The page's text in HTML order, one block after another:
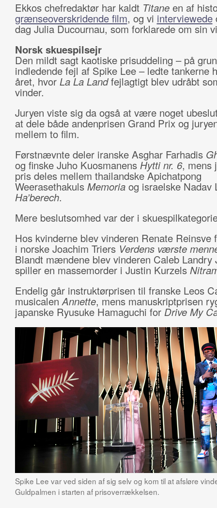
Ekkos chefredaktør har kaldt Titaneen af
grænseoverskridende film, og vi interviewede
dag Julia Ducournau, som forklarede om sin
Norsk skuespilsejr
Den mildt sagt kaotiske prisuddeling – på
indledende fejl af Spike Lee – ledte tankerne
året, hvor La La Landfejlagtigt blev udråbt
vinder.
Juryen viste sig da også at være noget
at dele både andenprisen Grand Prix og
mellem to film.
Førstnævnte deler iranske Asghar Farhadis
og finske Juho Kuosmanens Hytti nr. 6, mens
pris deles mellem thailandske Apichatpong
Weerasethakuls Memoriaog israelske Nadav
Ha’berech.
Mere beslutsomhed var der i
Hos kvinderne blev vinderen Renate Reinsve
i norske Joachim Triers Verdens værste
Blandt mændene blev vinderen Caleb Landry
spiller en massemorder i Justin Kurzels
Endelig går instruktørprisen til franske Leos
musicalenAnnette, mens manuskriptprisen
japanske Ryusuke Hamaguchi for Drive My
Spike Lee var ved siden af sig selv og kom til at afsløre
Guldpalmen i starten af prisoverrækkelsen.